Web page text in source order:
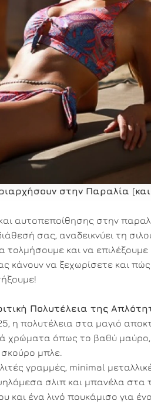
στην Παραλία
αυτοπεποίθησης στην
σας, αναδεικνύει τη
τολμήσουμε και να
κάνουν να ξεχωρίσετε και
Πολυτέλεια της
η πολυτέλεια στα μαγιό
χρώματα όπως το βαθύ
μπλε.
γραμμές, minimal
σλιπ και μπανέλα
και ένα λινό πουκάμισο για